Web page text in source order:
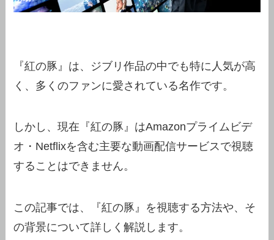
『紅の豚』は、ジブリ作品の中でも特に人気が高
く、多くのファンに愛されている名作です。
しかし、現在『紅の豚』はAmazonプライムビデ
オ・Netflixを含む主要な動画配信サービスで視聴
することはできません。
この記事では、『紅の豚』を視聴する方法や、そ
の背景について詳しく解説します。